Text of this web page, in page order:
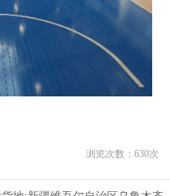
浏览次数： 630次